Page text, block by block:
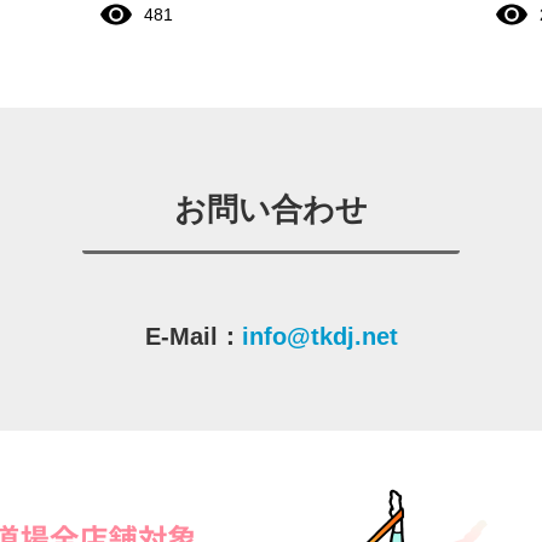
481
お問い合わせ
E-Mail： info@tkdj.net